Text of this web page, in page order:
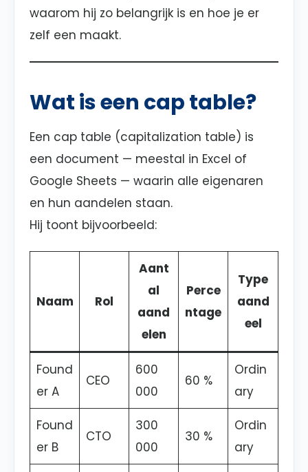
waarom hij zo belangrijk is en hoe je er
zelf een maakt.
Wat is een cap table?
Een cap table (capitalization table) is
een document — meestal in Excel of
Google Sheets — waarin alle eigenaren
en hun aandelen staan.
Hij toont bijvoorbeeld:
Naam Rol
Aant
al
aand
elen
Perce
ntage
Type
aand
eel
Found
er A
CEO
600
000
60 %
Ordin
ary
Found
er B
CTO
300
000
30 %
Ordin
ary